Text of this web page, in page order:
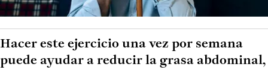
Hacer este ejercicio una vez por semana
puede ayudar a reducir la grasa abdominal,